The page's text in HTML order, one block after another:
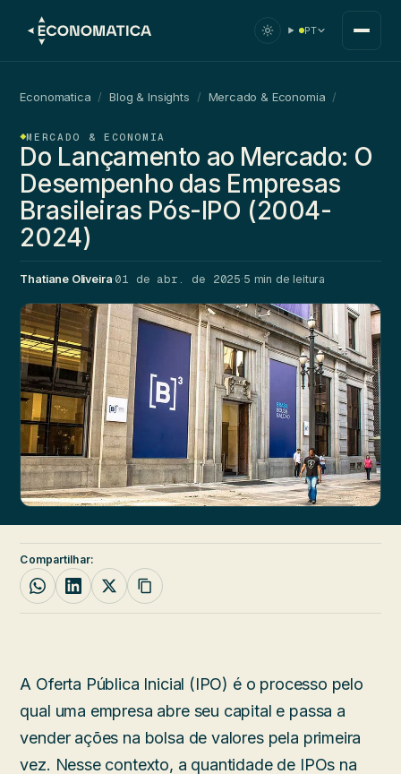
PT
Economatica / Blog & Insights / Mercado & Economia /
MERCADO & ECONOMIA
Do Lançamento ao Mercado: O
Desempenho das Empresas
Brasileiras Pós-IPO (2004-
2024)
Thatiane Oliveira·01 de abr. de 2025·5 min de leitura
Compartilhar:
A Oferta Pública Inicial (IPO) é o processo pelo
qual uma empresa abre seu capital e passa a
vender ações na bolsa de valores pela primeira
vez. Nesse contexto, a quantidade de IPOs na